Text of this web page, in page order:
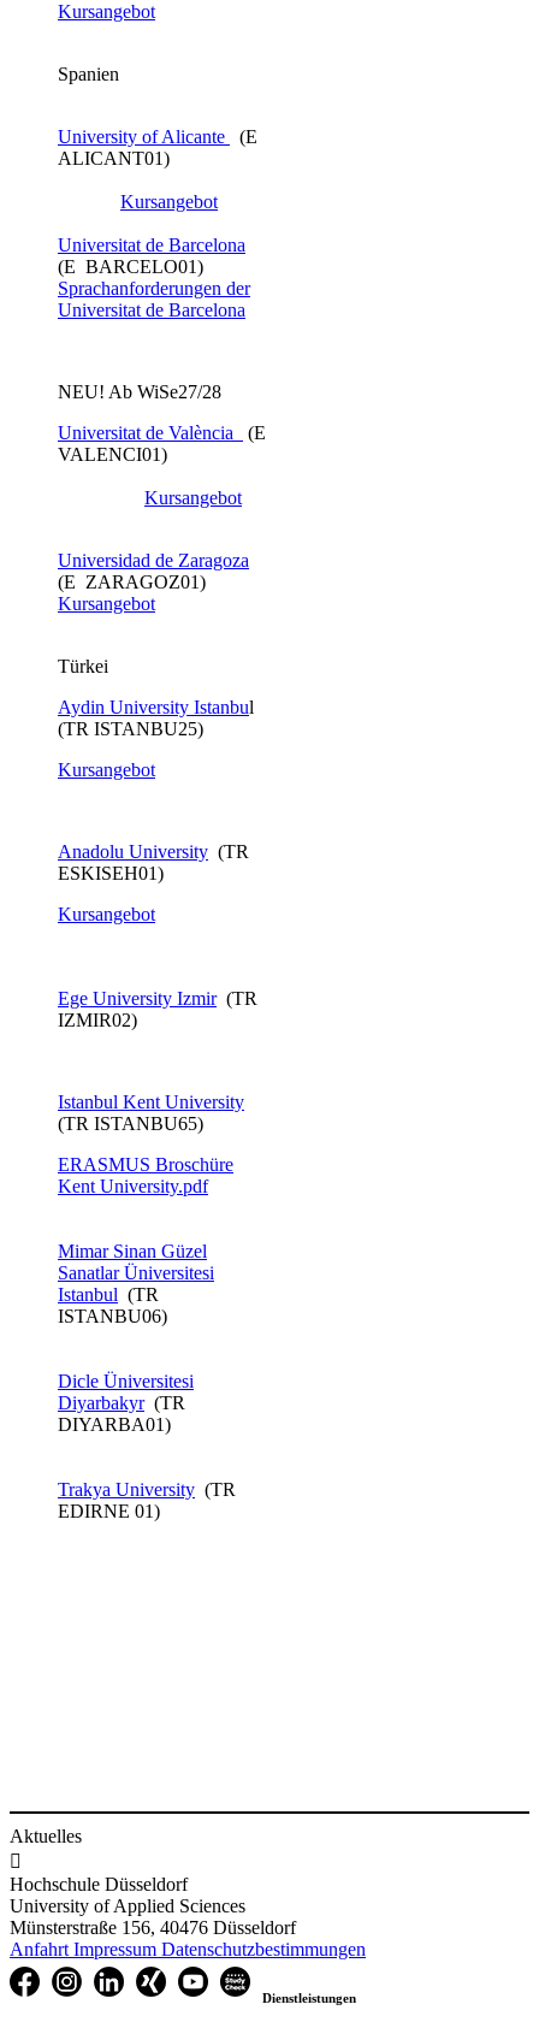
Kursangebot
Spanien
University of Alicante
(E
ALICANT01)
Kursangebot
Universitat de Barcelona
(E BARCELO01)
Sprachanforderungen der
Universitat de Barcelona
NEU! Ab WiSe27/28
Universitat de València
​ (E
VALENCI01)
Kursangebot
Universidad de Zaragoza
(E ZARAGOZ01)
Kursangebot
Türkei
Aydin University Istanbul
(TR ISTANBU25)
Kursangebot
Anadolu University (TR
ESKISEH01)
Kursangebot​
Ege University Izmir(TR
IZMIR02)
Istanbul Kent University​
(TR ISTANBU65)
ERASMUS Broschüre
Kent ​University.pdf
Mimar Sinan Güzel
Sanatlar Üniversitesi
Istanbul (TR
ISTANBU06)
Dicle Üniversitesi
Diyarbakyr(TR
DIYARBA01)
Trakya University (TR
EDIRNE 01)
Aktuelles

Hochschule Düsseldorf
University of Applied Sciences
Münsterstraße 156, 40476 Düsseldorf
Anfahrt Impressum Datenschutzbestimmungen
Dienstleistungen